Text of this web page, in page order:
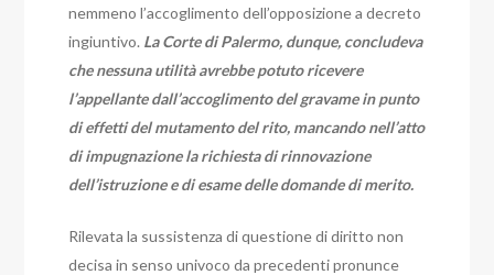
nemmeno l’accoglimento dell’opposizione a decreto
ingiuntivo. La Corte di Palermo, dunque, concludeva
che nessuna utilità avrebbe potuto ricevere
l’appellante dall’accoglimento del gravame in punto
di effetti del mutamento del rito, mancando nell’atto
di impugnazione la richiesta di rinnovazione
dell’istruzione e di esame delle domande di merito.
Rilevata la sussistenza di questione di diritto non
decisa in senso univoco da precedenti pronunce